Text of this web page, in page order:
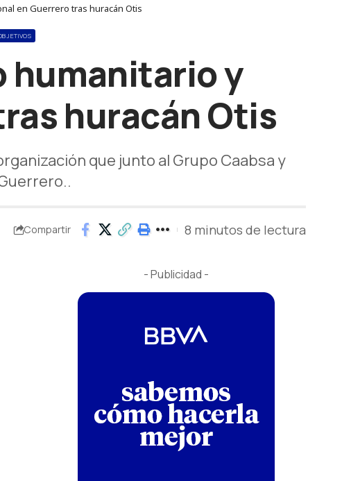
en Guerrero tras huracán Otis
humanitario y
huracán Otis
que junto al Grupo Caabsa y
Compartir 8 minutos de lectura
- Publicidad -